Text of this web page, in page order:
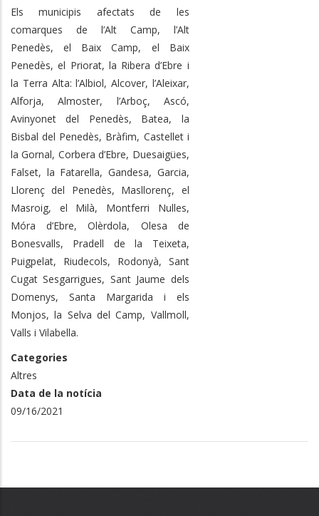
Els municipis afectats de les
comarques de l’Alt Camp, l’Alt
Penedès, el Baix Camp, el Baix
Penedès, el Priorat, la Ribera d’Ebre i
la Terra Alta: l’Albiol, Alcover, l’Aleixar,
Alforja, Almoster, l’Arboç, Ascó,
Avinyonet del Penedès, Batea, la
Bisbal del Penedès, Bràfim, Castellet i
la Gornal, Corbera d’Ebre, Duesaigües,
Falset, la Fatarella, Gandesa, Garcia,
Llorenç del Penedès, Masllorenç, el
Masroig, el Milà, Montferri Nulles,
Móra d’Ebre, Olèrdola, Olesa de
Bonesvalls, Pradell de la Teixeta,
Puigpelat, Riudecols, Rodonyà, Sant
Cugat Sesgarrigues, Sant Jaume dels
Domenys, Santa Margarida i els
Monjos, la Selva del Camp, Vallmoll,
Valls i Vilabella.
Categories
Altres
Data de la notícia
09/16/2021